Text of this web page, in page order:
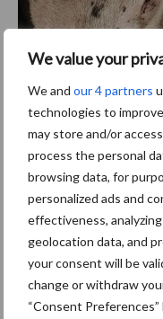
We value your
We and our 4 partners
technologies to
may store and/or
process the personal
browsing data, for
personalized ads and
effectiveness,
geolocation data, and
your consent will be
change or withdraw
“Consent
magnesium aan het
en agressie en
de Kansas Veterinary
echter dat een te hoge ...
24 februari 2026